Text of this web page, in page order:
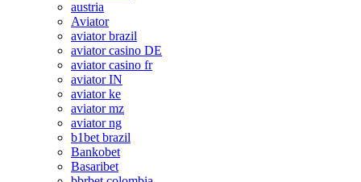
austria
Aviator
aviator brazil
aviator casino DE
aviator casino fr
aviator IN
aviator ke
aviator mz
aviator ng
b1bet brazil
Bankobet
Basaribet